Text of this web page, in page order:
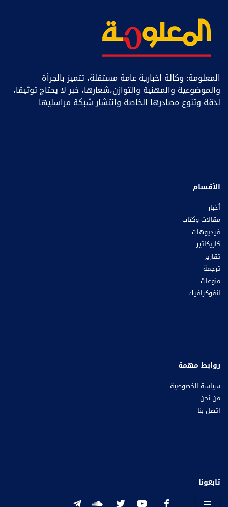
المعلومة: وكالة اخبارية عامة مستقلة، تتميز بالجرأة
والموضوعية والمهنية والتوازن،شعارها، خبر ﻻ يحتاج توثيقا،
لدقة وتنوع مصادرها الخاصة وانتشار شبكة مراسليها
الأقسام
أخبار
مقالات وكتاب
فيديوهات
كاريكاتير
تقارير
ترجمة
منوعات
انفوكرافيك
روابط مهمة
سياسة الخصوصية
من نحن
اتصل بنا
تابعونا